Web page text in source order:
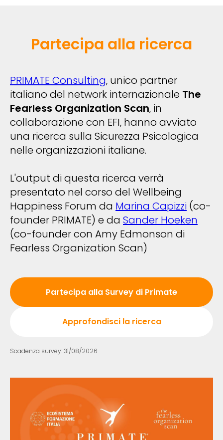
Partecipa alla ricerca
PRIMATE Consulting, unico partner
italiano del network internazionale The
Fearless Organization Scan, in
collaborazione con EFI, hanno avviato
una ricerca sulla Sicurezza Psicologica
nelle organizzazioni italiane.
L'output di questa ricerca verrà
presentato nel corso del Wellbeing
Happiness Forum da Marina Capizzi (co-
founder PRIMATE) e da Sander Hoeken
(co-founder con Amy Edmonson di
Fearless Organization Scan)
Partecipa alla Survey di Primate
Approfondisci la ricerca
Scadenza survey: 31/08/2026